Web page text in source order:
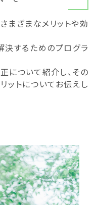
まざまなメリットや効
するためのプログラ
について紹介し、その
ットについてお伝えし